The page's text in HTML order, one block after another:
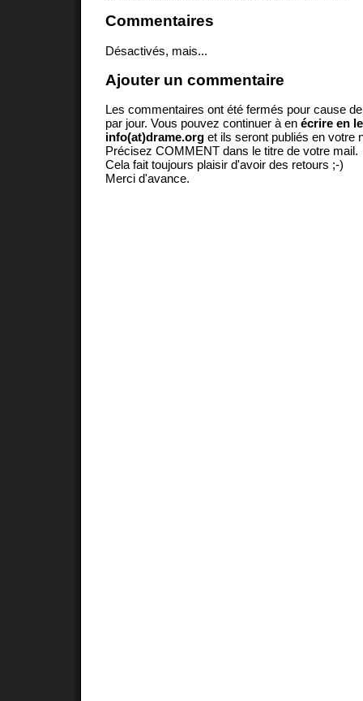
Commentaires
Désactivés, mais...
Ajouter un commentaire
Les commentaires ont été fermés pour cause
par jour. Vous pouvez continuer à en écrire en
info(at)drame.org et ils seront publiés en votre
Précisez COMMENT dans le titre de votre mail.
Cela fait toujours plaisir d'avoir des retours ;-)
Merci d'avance.